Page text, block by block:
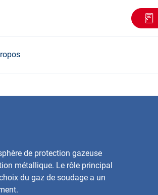
de protection gazeuse
métallique. Le rôle principal
du gaz de soudagea un